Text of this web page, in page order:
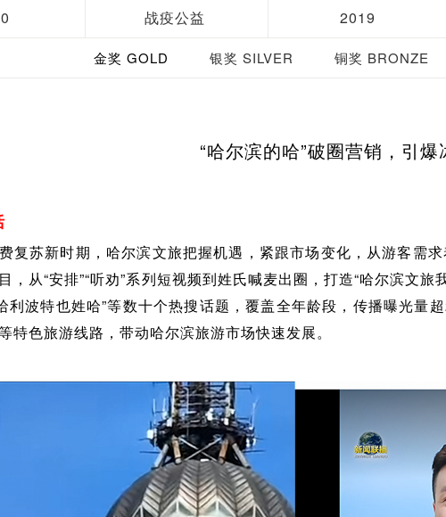
战疫公益 2019
金奖 GOLD 银奖 SILVER 铜奖 BRONZE
“哈尔滨的哈”破圈营销，引
复苏新时期，哈尔滨文旅把握机遇，紧跟市场变化，从游客需
，从“安排”“听劝”系列短视频到姓氏喊麦出圈，打造“哈尔滨文
利波特也姓哈”等数十个热搜话题，覆盖全年龄段，传播曝光量
特色旅游线路，带动哈尔滨旅游市场快速发展。